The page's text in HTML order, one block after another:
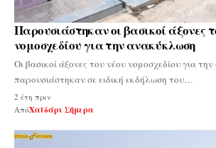
Παρουσιάστηκαν οι βασικοί άξονες
νομοσχεδίου για την ανακύκλωση
Οι βασικοί άξονες του νέου νομοσχεδίου για
παρουσιάστηκαν σε ειδική εκδήλωση του…
2 έτη πριν
ΑπόΧαϊδάρι Σήμερα